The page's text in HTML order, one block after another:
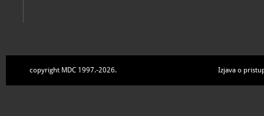
copyright MDC 1997.-2026. Izjava o